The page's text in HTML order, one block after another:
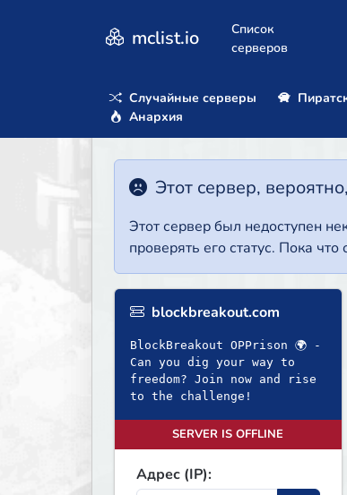
mclist.io
Список
серверов
Случайные серверы
Анархия
Этот сервер,
Этот сервер был недоступен
проверять его статус. Пока
blockbreakout.com
BlockBreakout OPPrison 🌍 -
Can you dig your way to
freedom? Join now and rise
to the challenge!
SERVER IS OFFLINE
Адрес (IP):